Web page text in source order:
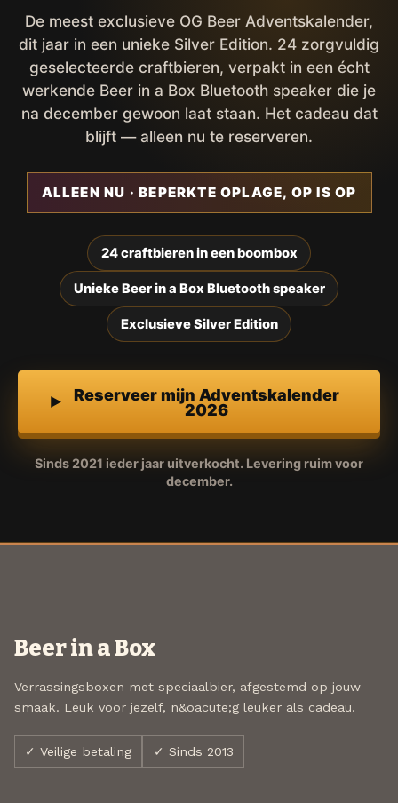
De meest exclusieve OG Beer Adventskalender,
dit jaar in een unieke Silver Edition. 24 zorgvuldig
geselecteerde craftbieren, verpakt in een écht
werkende Beer in a Box Bluetooth speaker die je
na december gewoon laat staan. Het cadeau dat
blijft — alleen nu te reserveren.
ALLEEN NU · BEPERKTE OPLAGE, OP IS OP
24 craftbieren in een boombox
Unieke Beer in a Box Bluetooth speaker
Exclusieve Silver Edition
Reserveer mijn Adventskalender
2026
Sinds 2021 ieder jaar uitverkocht. Levering ruim voor
december.
Beer in a Box
Verrassingsboxen met speciaalbier, afgestemd op jouw
smaak. Leuk voor jezelf, n&oacute;g leuker als cadeau.
✓ Veilige betaling ✓ Sinds 2013